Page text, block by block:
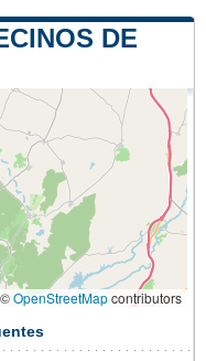
DE
OpenStreetMapcontributors